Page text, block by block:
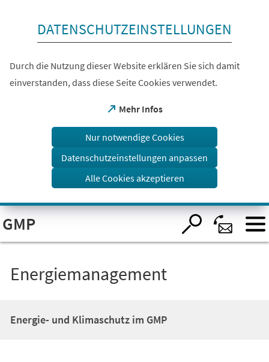
Visuelle
Assistenzsoftware
öffnen.
DATENSCHUTZEINSTELLUNGEN
Durch die Nutzung dieser Website erklären Sie sich damit
einverstanden, dass diese Seite Cookies verwendet.
Mehr Infos
(Öffnet
einem
Tab)
Nur notwendige Cookies
Datenschutzeinstellungen anpassen
Alle Cookies akzeptieren
GMP
Energiemanagement
Energie- und Klimaschutz im GMP